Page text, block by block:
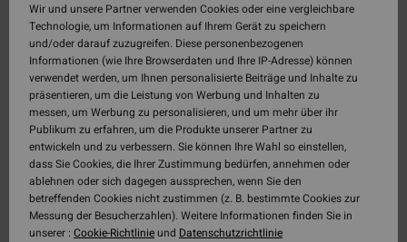
Wir und unsere Partner verwenden Cookies oder eine vergleichbare
Technologie, um Informationen auf Ihrem Gerät zu speichern
und/oder darauf zuzugreifen. Diese personenbezogenen
Informationen (wie Ihre Browserdaten und Ihre IP-Adresse) können
verwendet werden, um Ihnen personalisierte Beiträge und Inhalte zu
präsentieren, um die Leistung von Werbung und Inhalten zu
messen, um Werbung zu personalisieren, und um mehr über ihr
Publikum zu erfahren, um die Produkte unserer Partner zu
entwickeln und zu verbessern. Sie können Ihre Wahl so einstellen,
dass Sie Cookies, die Ihrer Zustimmung bedürfen, annehmen oder
ablehnen oder sich dagegen aussprechen, wenn Sie den
betreffenden Cookies nicht zustimmen (z. B. bestimmte Cookies zur
Messung der Besucherzahlen). Weitere Informationen finden Sie in
unserer : Cookie-Richtlinieund Datenschutzrichtlinie